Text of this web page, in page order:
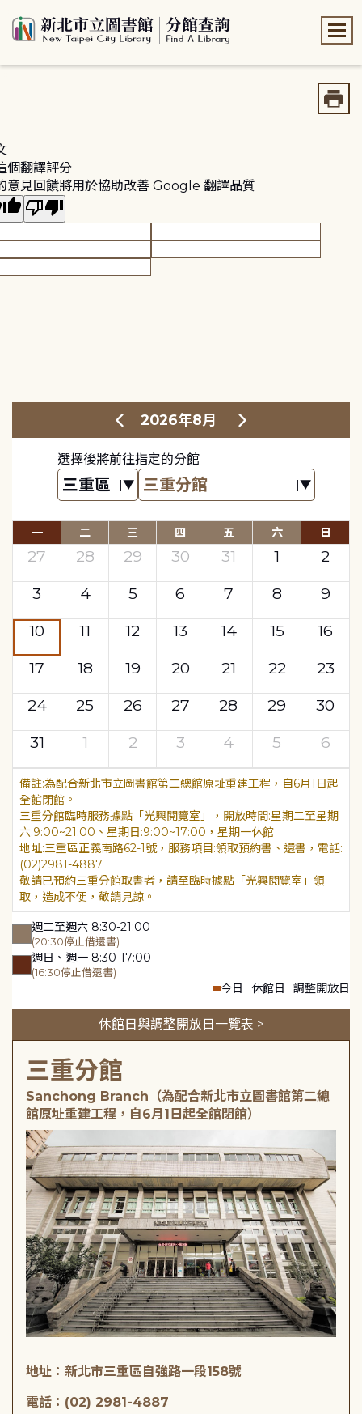
個翻譯評分
意見回饋將用於協助改善 Google 翻譯品質
2026年8月
選擇後將前往指定的分館
一 二 三 四 五 六 日
27 28 29 30 31 1
2
3
4 5 6 7 8
9
10
11 12 13 14 15
16
17
18 19 20 21 22
23
24
25 26 27 28 29
30
31
1 2 3 4 5 6
為配合新北市立圖書館第二總館原址重建工程，自6月1日起
全館閉館。
三重分館臨時服務據點「光興閱覽室」，開放時間:星期二至星期
六:9:00~21:00、星期日:9:00~17:00，星期一休館
地址:三重區正義南路62-1號，服務項目:領取預約書、還書，電話:
(02)2981-4887
敬請已預約三重分館取書者，請至臨時據點「光興閱覽室」領
取，造成不便，敬請見諒。
週二至週六 8:30-21:00
(20:30停止借還書)
週日、週一 8:30-17:00
(16:30停止借還書)
今日 休館日 調整開放日
休館日與調整開放日一覽表 >
三重分館
Sanchong Branch（為配合新北市立圖書館第二總
館原址重建工程，自6月1日起全館閉館）
地址：新北市三重區自強路一段158號
電話：(02) 2981-4887